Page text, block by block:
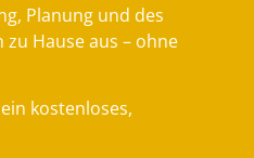
Planung und des
Hause aus – ohne
kostenloses,